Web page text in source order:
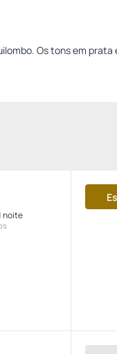
Os tons em prata
noite